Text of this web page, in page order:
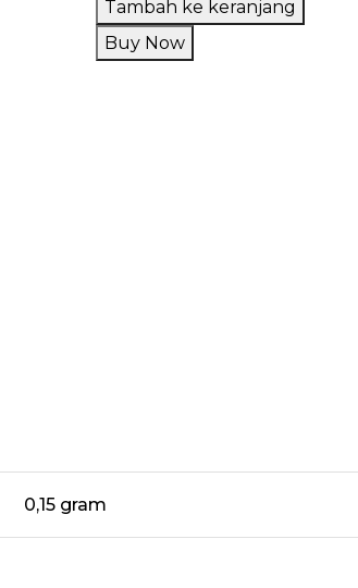
Nafas
Kopi
Tambah ke keranjang
Buy Now
0,15 gram